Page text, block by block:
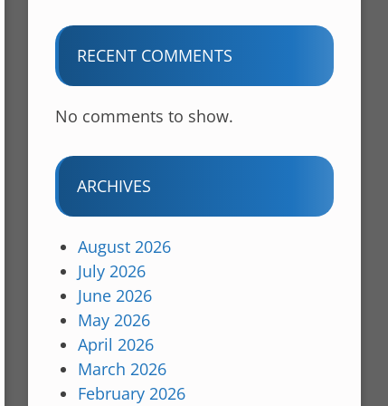
RECENT COMMENTS
No comments to show.
ARCHIVES
August 2026
July 2026
June 2026
May 2026
April 2026
March 2026
February 2026